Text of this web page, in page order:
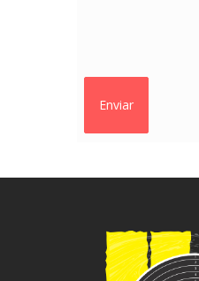
Enviar